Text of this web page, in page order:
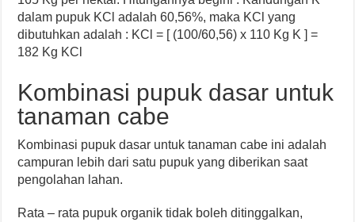
dalam pupuk KCl adalah 60,56%, maka KCl yang
dibutuhkan adalah : KCl = [ (100/60,56) x 110 Kg K ] =
182 Kg KCl
Kombinasi pupuk dasar untuk
tanaman cabe
Kombinasi pupuk dasar untuk tanaman cabe ini adalah
campuran lebih dari satu pupuk yang diberikan saat
pengolahan lahan.
Rata – rata pupuk organik tidak boleh ditinggalkan,